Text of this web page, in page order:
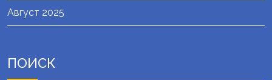
Август 2025
ПОИСК